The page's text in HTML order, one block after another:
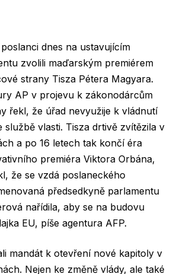
dnes na ustavujícím
zvolili maďarským premiérem
strany Tisza Pétera Magyara.
AP v projevu k zákonodárcům
řekl, že úřad nevyužije k vládnutí
službě vlasti. Tisza drtivě zvítězila v
a po 16 letech tak končí éra
premiéra Viktora Orbána,
že se vzdá poslaneckého
předsedkyně parlamentu
nařídila, aby se na budovu
EU, píše agentura AFP.
mandát k otevření nové kapitoly v
Nejen ke změně vlády, ale také